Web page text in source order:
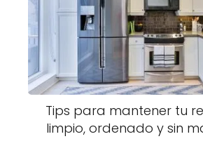
Tips para mantener tu
limpio, ordenado y sin